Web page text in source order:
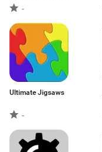
de animales)
-
Ultimate Jigsaws
-